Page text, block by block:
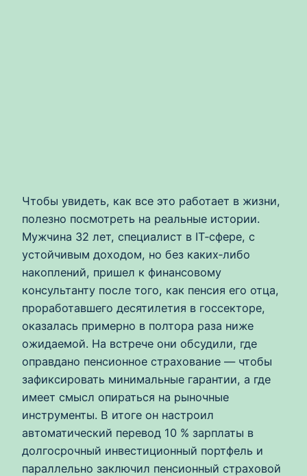
Чтобы увидеть, как все это работает в жизни,
полезно посмотреть на реальные истории.
Мужчина 32 лет, специалист в IT‑сфере, с
устойчивым доходом, но без каких‑либо
накоплений, пришел к финансовому
консультанту после того, как пенсия его отца,
проработавшего десятилетия в госсекторе,
оказалась примерно в полтора раза ниже
ожидаемой. На встрече они обсудили, где
оправдано пенсионное страхование — чтобы
зафиксировать минимальные гарантии, а где
имеет смысл опираться на рыночные
инструменты. В итоге он настроил
автоматический перевод 10 % зарплаты в
долгосрочный инвестиционный портфель и
параллельно заключил пенсионный страховой